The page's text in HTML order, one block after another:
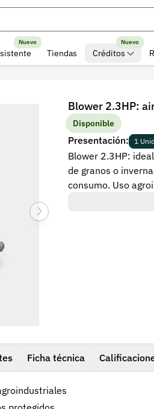
Nuevo
Tiendas Créditos
Nuevo
Blower 2.3HP:
Disponible
Presentación: 1
Blower 2.3HP:
de granos o
consumo. Uso
Ficha técnica